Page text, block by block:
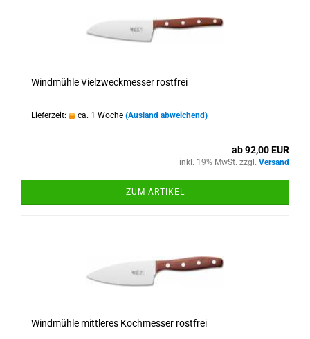
Windmühle Vielzweckmesser rostfrei
Lieferzeit: ca. 1 Woche (Ausland abweichend)
ab 92,00 EUR
inkl. 19% MwSt. zzgl. Versand
ZUM ARTIKEL
Windmühle mittleres Kochmesser rostfrei